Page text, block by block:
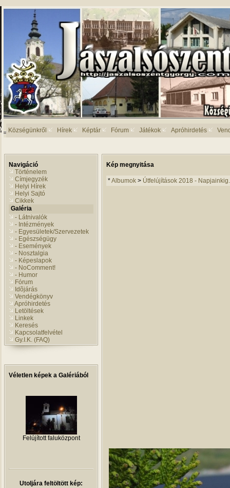
Községünkről Hírek Képtár Fórum Játékok Apróhirdetés
Navigáció
Történelem
Címjegyzék
Helyi Hírek
Helyi Sajtó
Cikkek
Galéria
- Látnivalók
- Intézmények
- Egyesületek/Szervezetek
- Egészségügy
- Események
- Nosztalgia
- Képeslapok
- NoComment!
- Humor
Fórum
Idõjárás
Vendégkönyv
Apróhirdetés
Letöltések
Linkek
Keresés
Kapcsolatfelvétel
Gy.I.K. (FAQ)
Véletlen képek a Galériából
Felújított faluközpont
Utoljára feltöltött kép:
Kép megnyitása
*Albumok > Útfelújítások 2018 - Napjainkig.